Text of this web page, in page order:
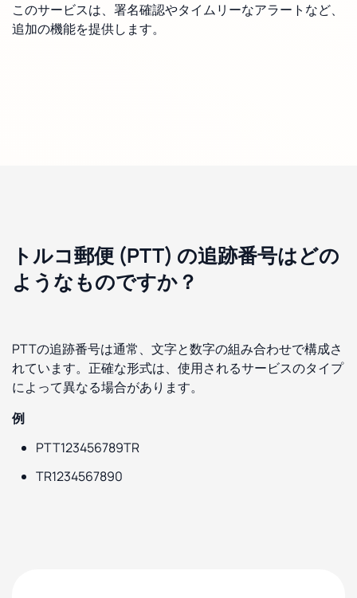
このサービスは、署名確認やタイムリーなアラートなど、
追加の機能を提供します。
トルコ郵便 (PTT) の追跡番号はどの
ようなものですか？
PTTの追跡番号は通常、文字と数字の組み合わせで構成さ
れています。正確な形式は、使用されるサービスのタイプ
によって異なる場合があります。
例
PTT123456789TR
TR1234567890